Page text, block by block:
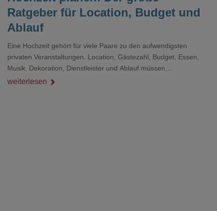
Ratgeber für Location, Budget und
Ablauf
Eine Hochzeit gehört für viele Paare zu den aufwendigsten
privaten Veranstaltungen. Location, Gästezahl, Budget, Essen,
Musik, Dekoration, Dienstleister und Ablauf müssen
zusammenpassen, damit der Tag gut organisiert ist und trotzdem
weiterlesen